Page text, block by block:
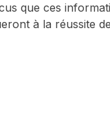
que ces
à la réussite